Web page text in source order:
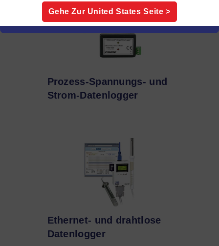
Prozess-Spannungs- und
Strom-Datenlogger
Ethernet- und drahtlose
Datenlogger
Gehe Zur United States Seite >